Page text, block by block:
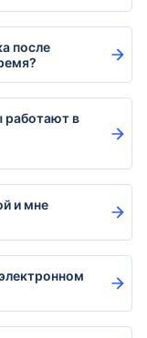
после
работают в
и мне